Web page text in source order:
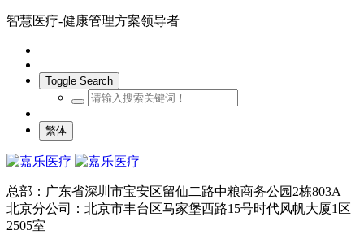
智慧医疗-健康管理方案领导者
Toggle Search
繁体
总部：广东省深圳市宝安区留仙二路中粮商务公园2栋803A
北京分公司：北京市丰台区马家堡西路15号时代风帆大厦1区
2505室